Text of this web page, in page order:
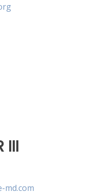
III
md.com